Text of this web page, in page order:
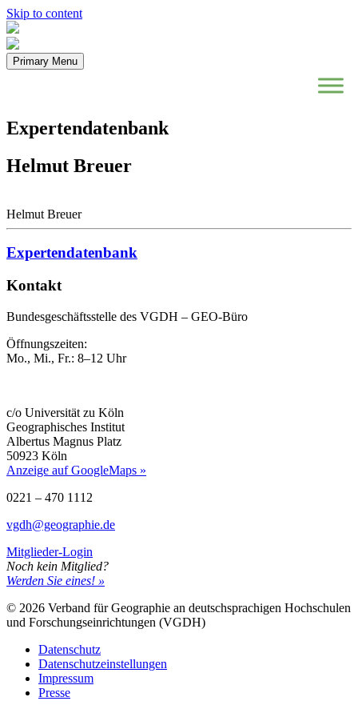
Skip to content
Primary Menu
Expertendatenbank
Helmut Breuer
Helmut Breuer
Expertendatenbank
Kontakt
Bundesgeschäftsstelle des VGDH – GEO-Büro
Öffnungszeiten:
Mo., Mi., Fr.: 8–12 Uhr
c/o Universität zu Köln
Geographisches Institut
Albertus Magnus Platz
50923 Köln
Anzeige auf GoogleMaps »
0221 – 470 1112
vgdh@geographie.de
Mitglieder-Login
Noch kein Mitglied?
Werden Sie eines! »
© 2026 Verband für Geographie an deutschsprachigen Hochschulen
und Forschungseinrichtungen (VGDH)
Datenschutz
Datenschutzeinstellungen
Impressum
Presse